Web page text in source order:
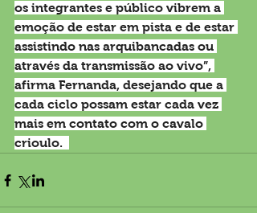
os integrantes e público vibrem a
emoção de estar em pista e de estar
assistindo nas arquibancadas ou
através da transmissão ao vivo”,
afirma Fernanda, desejando que a
cada ciclo possam estar cada vez
mais em contato com o cavalo
crioulo.